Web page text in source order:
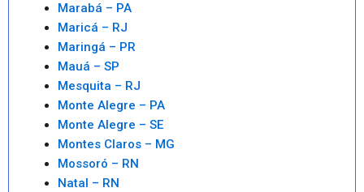
Marabá – PA
Maricá – RJ
Maringá – PR
Mauá – SP
Mesquita – RJ
Monte Alegre – PA
Monte Alegre – SE
Montes Claros – MG
Mossoró – RN
Natal – RN